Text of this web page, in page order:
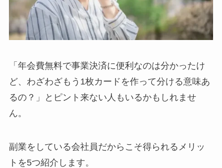
「年会費無料で事業決済に便利なのは分かったけ
ど、わざわざもう1枚カードを作って分ける意味あ
るの？」とピント来ない人もいるかもしれませ
ん。
副業をしている会社員だからこそ得られるメリッ
トを5つ紹介します。